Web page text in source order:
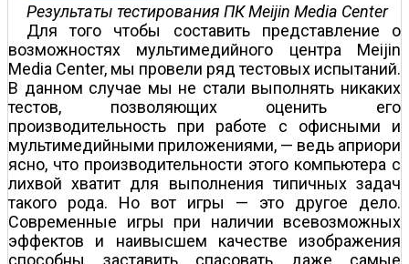
Результаты тестирования ПК Meijin Media Center
Для того чтобы составить представление о
возможностях мультимедийного центра Meijin
Media Center, мы провели ряд тестовых испытаний.
В данном случае мы не стали выполнять никаких
тестов, позволяющих оценить его
производительность при работе с офисными и
мультимедийными приложениями, — ведь априори
ясно, что производительности этого компьютера с
лихвой хватит для выполнения типичных задач
такого рода. Но вот игры — это другое дело.
Современные игры при наличии всевозможных
эффектов и наивысшем качестве изображения
способны заставить спасовать даже самые